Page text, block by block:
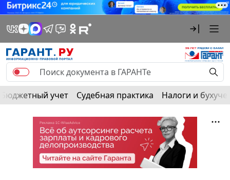
Бюджетный учет Судебная практика Налоги и